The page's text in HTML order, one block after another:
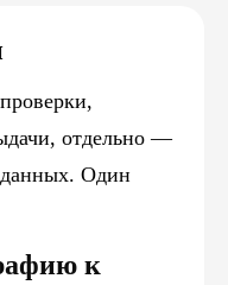
отдельно —
данных. Один
к